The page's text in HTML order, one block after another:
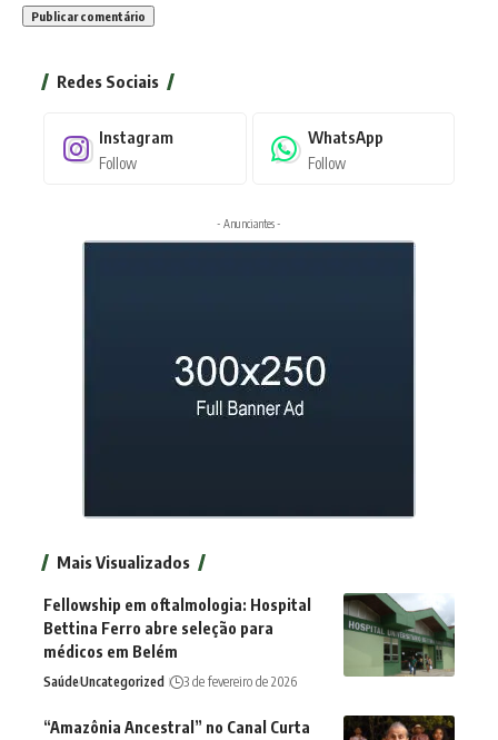
Redes Sociais
Instagram
Follow
WhatsApp
Follow
- Anunciantes -
Mais Visualizados
Fellowship em oftalmologia: Hospital
Bettina Ferro abre seleção para
médicos em Belém
SaúdeUncategorized 3 de fevereiro de 2026
“Amazônia Ancestral” no Canal Curta